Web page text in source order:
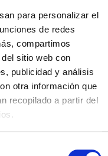
para personalizar el
de redes
compartimos
sitio web con
publicidad y análisis
otra información que
recopilado a partir del
como Fiesta